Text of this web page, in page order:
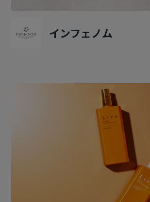
インフェノム